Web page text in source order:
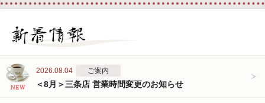
2026.08.04 ご案内
＜8月＞三条店 営業時間変更のお知らせ